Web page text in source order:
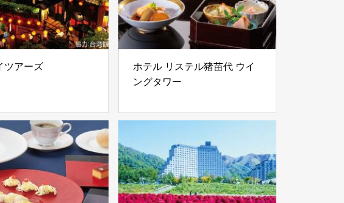
ツアーズ
ホテル リステル猪苗代 ウイ
ングタワー